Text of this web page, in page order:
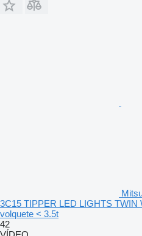
3C15 TIPPER LED LIGHTS
volquete < 3.5t
42